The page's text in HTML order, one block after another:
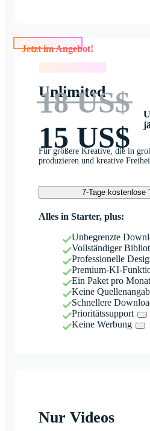
Jetzt im Angebot!
Unlimited
18 US$
15 US$
Für größere Kreative, die in
produzieren und kreative
7-Tage kostenlose
Alles in Starter, plus:
Unbegrenzte
Vollständiger
Professionelle
Premium-KI-
Ein Paket pro Monat
Keine
Schnellere
Prioritätssupport
Keine Werbung
Nur Videos